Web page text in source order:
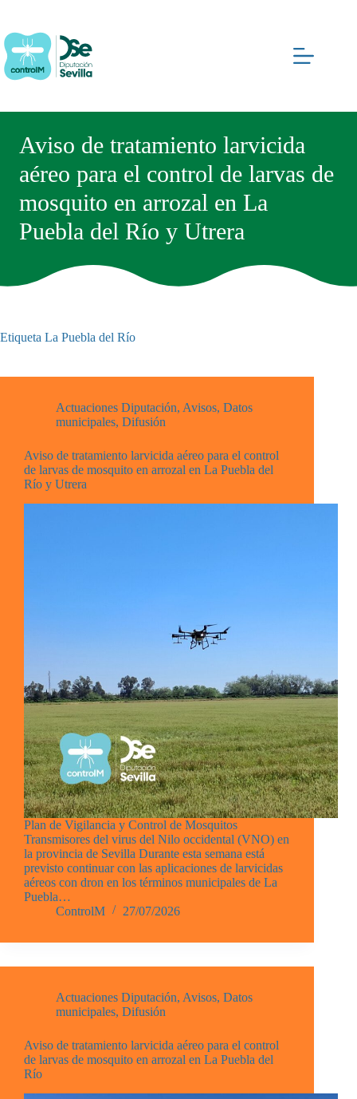
contenido
Aviso de tratamiento larvicida
aéreo para el control de larvas de
mosquito en arrozal en La
Puebla del Río y Utrera
Etiqueta La Puebla del Río
Actuaciones Diputación, Avisos, Datos
municipales, Difusión
Aviso de tratamiento larvicida aéreo para el control
de larvas de mosquito en arrozal en La Puebla del
Río y Utrera
Plan de Vigilancia y Control de Mosquitos
Transmisores del virus del Nilo occidental (VNO) en
la provincia de Sevilla Durante esta semana está
previsto continuar con las aplicaciones de larvicidas
aéreos con dron en los términos municipales de La
Puebla…
ControlM
27/07/2026
Actuaciones Diputación, Avisos, Datos
municipales, Difusión
Aviso de tratamiento larvicida aéreo para el control
de larvas de mosquito en arrozal en La Puebla del
Río